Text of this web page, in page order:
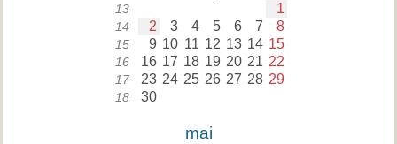
13 1
14 2 3 4 5 6 7 8
15 9 10 11 12 13 14 15
16 16 17 18 19 20 21 22
17 23 24 25 26 27 28 29
18 30
mai